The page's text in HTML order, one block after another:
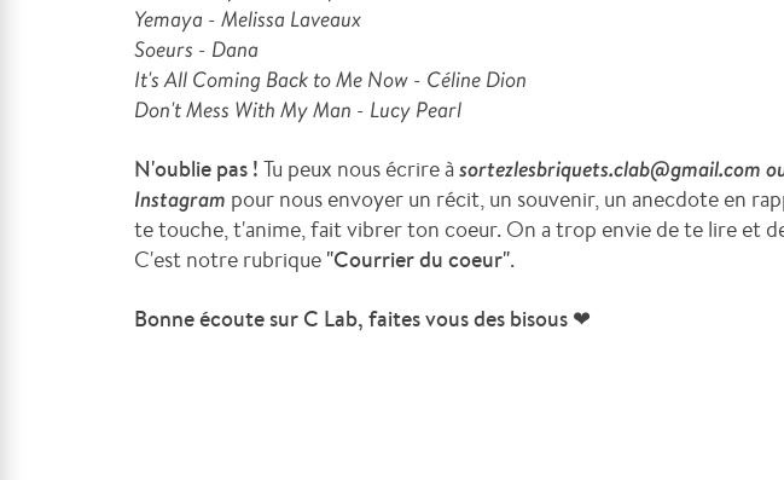
Yemaya - Melissa Laveaux
Soeurs - Dana
It's All Coming Back to Me Now - Céline Dion
Don't Mess With My Man - Lucy Pearl
N'oublie pas ! Tu peux nous écrire àsortezlesbriquets.clab@gmail.com
Instagram pour nous envoyer un récit, un souvenir, un anecdote en
te touche, t'anime, fait vibrer ton coeur. On a trop envie de te lire et
C'est notre rubrique "Courrier du coeur".
Bonne écoute sur C Lab, faites vous des bisous ❤